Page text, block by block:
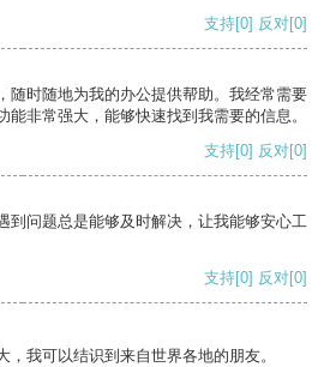
支持[0] 反对[0]
随时随地为我的办公提供帮助。我经常需要
能非常强大，能够快速找到我需要的信息。
支持[0] 反对[0]
到问题总是能够及时解决，让我能够安心工
支持[0] 反对[0]
，我可以结识到来自世界各地的朋友。